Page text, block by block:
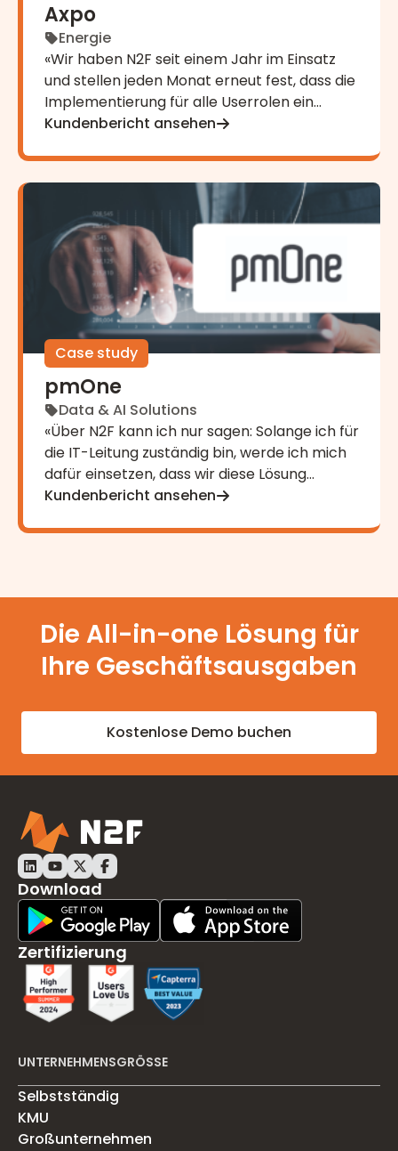
Axpo
Energie
«Wir haben N2F seit einem Jahr im Einsatz
und stellen jeden Monat erneut fest, dass die
Implementierung für alle Userrolen ein
Gewinn ist», Maren Kuchenbecker
Kundenbericht ansehen
Case study
pmOne
Data & AI Solutions
«Über N2F kann ich nur sagen: Solange ich für
die IT-Leitung zuständig bin, werde ich mich
dafür einsetzen, dass wir diese Lösung
behalten. Alle im Unternehmen sind glücklich
den Zuständigen in der Finanzabteilung.»,
Kundenbericht ansehen
pmOne
Die All-in-one Lösung für
Ihre Geschäftsausgaben
Kostenlose Demo buchen
Download
Play Store DownloadApp Store Download
Zertifizierung
UNTERNEHMENSGRÖSSE
Selbstständig
KMU
Großunternehmen